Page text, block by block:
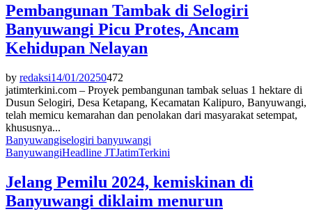
Pembangunan Tambak di Selogiri
Banyuwangi Picu Protes, Ancam
Kehidupan Nelayan
by redaksi14/01/20250472
jatimterkini.com – Proyek pembangunan tambak seluas 1 hektare di
Dusun Selogiri, Desa Ketapang, Kecamatan Kalipuro, Banyuwangi,
telah memicu kemarahan dan penolakan dari masyarakat setempat,
khususnya...
Banyuwangiselogiri banyuwangi
BanyuwangiHeadline JTJatimTerkini
Jelang Pemilu 2024, kemiskinan di
Banyuwangi diklaim menurun